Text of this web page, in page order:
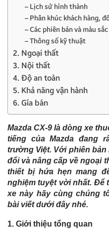
– Lịch sử hình thành
– Phân khúc khách hàng,
– Các phiên bản và màu sắc
– Thông số kỹ thuật
2. Ngoại thất
3. Nội thất
4. Độ an toàn
5. Khả năng vận hành
6. Gía bán
Mazda CX-9 là dòng xe
tiếng của Mazda đang
trường Việt. Với phiên bản
đổi và nâng cấp về ngoại
thiết bị hứa hẹn mang
nghiệm tuyệt vời nhất. Để
xe này hãy cùng chúng
bài viết dưới đây nhé.
1. Giới thiệu tổng quan